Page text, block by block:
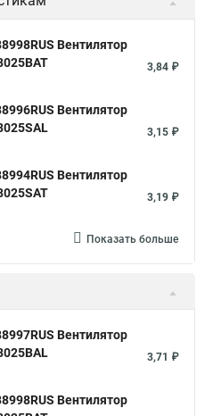
Вентилятор
3,84 ₽
Вентилятор
3,15 ₽
Вентилятор
3,19 ₽
Показать больше
Вентилятор
3,71 ₽
Вентилятор